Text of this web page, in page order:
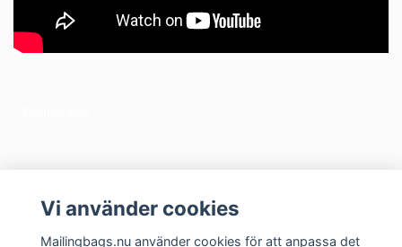
Vi använder cookies
Mailingbags.nu använder cookies för att anpassa det